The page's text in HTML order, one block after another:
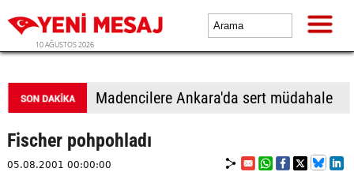
10 AĞUSTOS 2026
Madencilere Ankara'da sert müdahale
Fischer pohpohladı
05.08.2001 00:00:00